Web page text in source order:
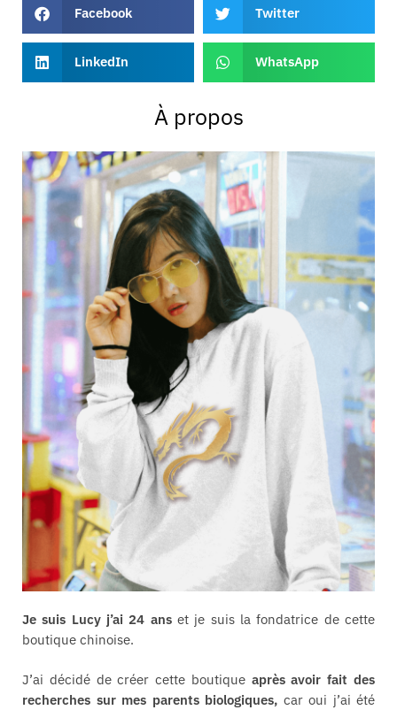
Facebook Twitter
LinkedIn WhatsApp
À propos
Je suis Lucy j’ai 24 anset je suis la fondatrice de cette
boutique chinoise.
J’ai décidé de créer cette boutique après avoir fait des
recherches sur mes parents biologiques, car oui j’ai été